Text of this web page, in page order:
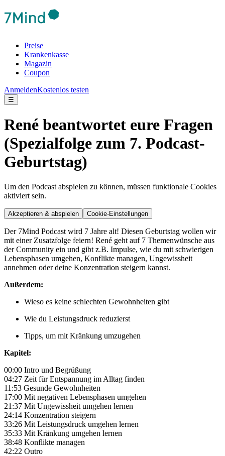
Preise
Krankenkasse
Magazin
Coupon
AnmeldenKostenlos testen
☰
René beantwortet eure Fragen
(Spezialfolge zum 7. Podcast-
Geburtstag)
Um den Podcast abspielen zu können, müssen funktionale Cookies
aktiviert sein.
Akzeptieren & abspielen Cookie-Einstellungen
Der 7Mind Podcast wird 7 Jahre alt! Diesen Geburtstag wollen wir
mit einer Zusatzfolge feiern! René geht auf 7 Themenwünsche aus
der Community ein und gibt z.B. Impulse, wie du mit schwierigen
Lebensphasen umgehen, Konflikte managen, Ungewissheit
annehmen oder deine Konzentration steigern kannst.
Außerdem:
Wieso es keine schlechten Gewohnheiten gibt
Wie du Leistungsdruck reduzierst
Tipps, um mit Kränkung umzugehen
Kapitel:
00:00 Intro und Begrüßung
04:27 Zeit für Entspannung im Alltag finden
11:53 Gesunde Gewohnheiten
17:00 Mit negativen Lebensphasen umgehen
21:37 Mit Ungewissheit umgehen lernen
24:14 Konzentration steigern
33:26 Mit Leistungsdruck umgehen lernen
35:33 Mit Kränkung umgehen lernen
38:48 Konflikte managen
42:22 Outro